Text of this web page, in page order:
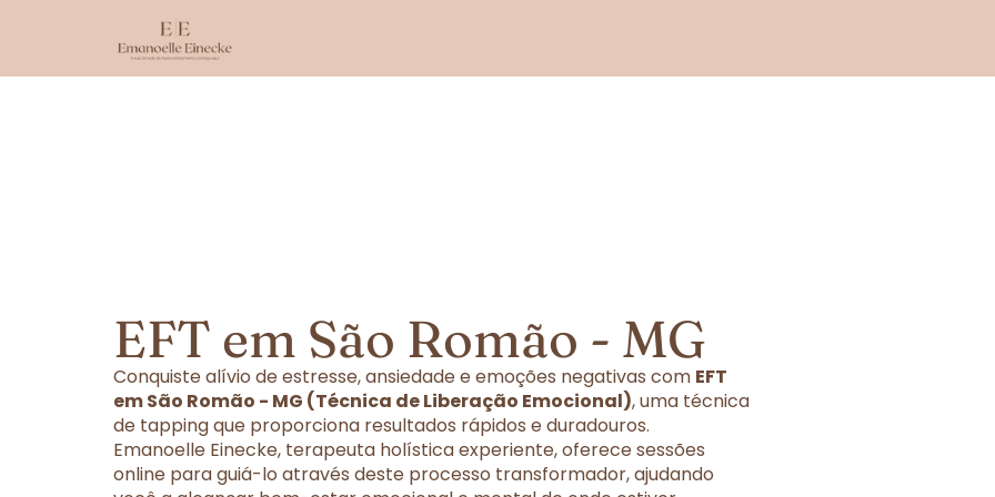
EFT em São Romão - MG
Conquiste alívio de estresse, ansiedade e emoções negativas com EFT
em São Romão - MG (Técnica de Liberação Emocional), uma técnica
de tapping que proporciona resultados rápidos e duradouros.
Emanoelle Einecke, terapeuta holística experiente, oferece sessões
online para guiá-lo através deste processo transformador, ajudando